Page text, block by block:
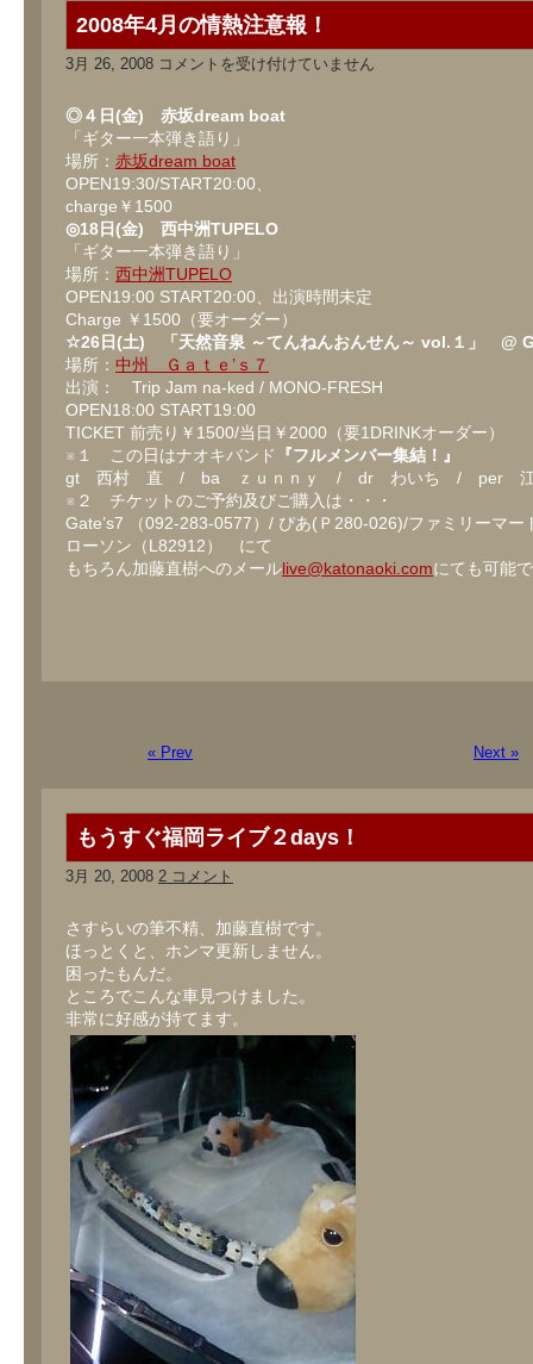
2008年4月の情熱注意報！
3月 26, 2008 2008
月
の
情
熱
注
意
報！
は
コメントを受け付けていません
◎４日(金) 赤坂dream boat
「ギター一本弾き語り」
場所： 赤坂dream boat
OPEN19:30/START20:00、
charge￥1500
◎18日(金) 西中洲TUPELO
「ギター一本弾き語り」
場所： 西中洲TUPELO
OPEN19:00 START20:00、出演時間未定
Charge ￥1500（要オーダー）
☆26日(土) 「天然音泉 ～てんねんおんせん～ vol.１」 @
場所： 中州 Ｇａｔｅ’ｓ７
出演： Trip Jam na-ked / MONO-FRESH
OPEN18:00 START19:00
TICKET 前売り￥1500/当日￥2000（要1DRINKオーダー）
※１ この日はナオキバンド
『フルメンバー集結！』
gt 西村 直 / ba ｚｕｎｎｙ / dr わいち / per 江
※２ チケットのご予約及びご購入は・・・
Gate’s7 （092-283-0577）/ ぴあ(Ｐ280-026)/ファミリーマー
ローソン（L82912） にて
もちろん加藤直樹へのメールlive@katonaoki.comにても可能
« Prev Next »
もうすぐ福岡ライブ２days！
3月 20, 2008 2 コメント
さすらいの筆不精、加藤直樹です。
ほっとくと、ホンマ更新しません。
困ったもんだ。
ところでこんな車見つけました。
非常に好感が持てます。